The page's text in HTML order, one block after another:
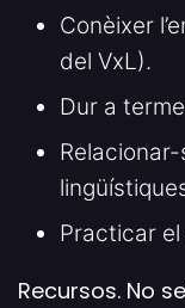
Conèixer
del VxL).
Dur a
Practicar
Recursos. No